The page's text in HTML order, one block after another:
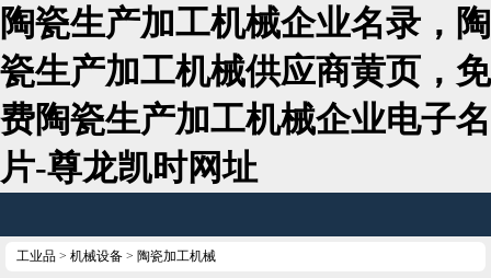
陶瓷生产加工机械企业名录，陶
瓷生产加工机械供应商黄页，免
费陶瓷生产加工机械企业电子名
片-尊龙凯时网址
工业品 > 机械设备 > 陶瓷加工机械